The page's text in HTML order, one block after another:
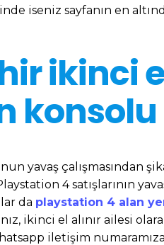
iseniz sayfanın en
ikinci
yavaş çalışmasından
4 satışlarının
da playstation 4 alan
ikinci el alınır ailesi
iletişim